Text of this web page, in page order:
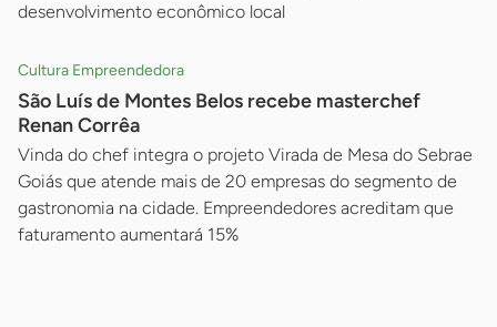
desenvolvimento econômico local
Cultura Empreendedora
São Luís de Montes Belos recebe masterchef
Renan Corrêa
Vinda do chef integra o projeto Virada de Mesa do Sebrae
Goiás que atende mais de 20 empresas do segmento de
gastronomia na cidade. Empreendedores acreditam que
faturamento aumentará 15%